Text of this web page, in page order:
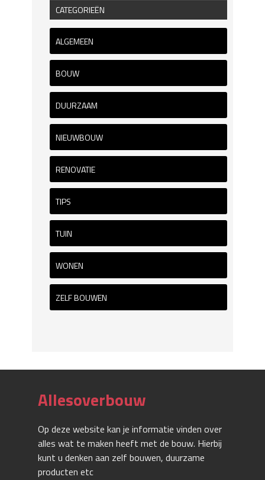
CATEGORIEËN
ALGEMEEN
BOUW
DUURZAAM
NIEUWBOUW
RENOVATIE
TIPS
TUIN
WONEN
ZELF BOUWEN
Allesoverbouw
Op deze website kan je informatie vinden over
alles wat te maken heeft met de bouw. Hierbij
kunt u denken aan zelf bouwen, duurzame
producten etc